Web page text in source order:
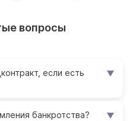
вопросы
если есть
банкротства?